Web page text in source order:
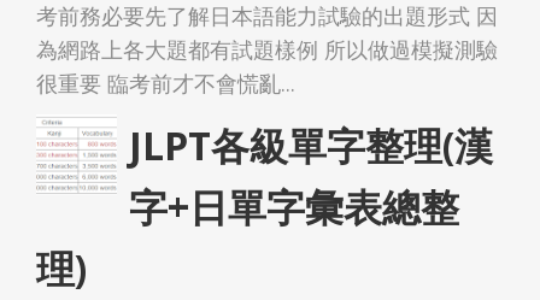
考前務必要先了解日本語能力試驗的出題形式 因
為網路上各大題都有試題樣例 所以做過模擬測驗
很重要 臨考前才不會慌亂...
JLPT各級單字整理(漢
字+日單字彙表總整
理)